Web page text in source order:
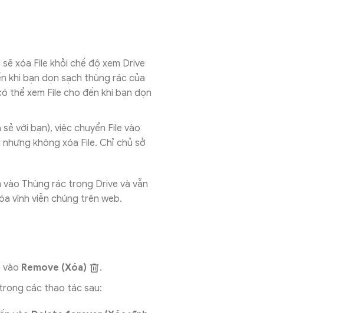
xóa File khỏi chế độ xem Drive
khi bạn dọn sạch thùng rác của
thể xem File cho đến khi bạn dọn
với bạn), việc chuyển File vào
không xóa File. Chỉ chủ sở
Thùng rác trong Drive và vẫn
vĩnh viễn chúng trên web.
vào Remove (Xóa)
.
các thao tác sau: